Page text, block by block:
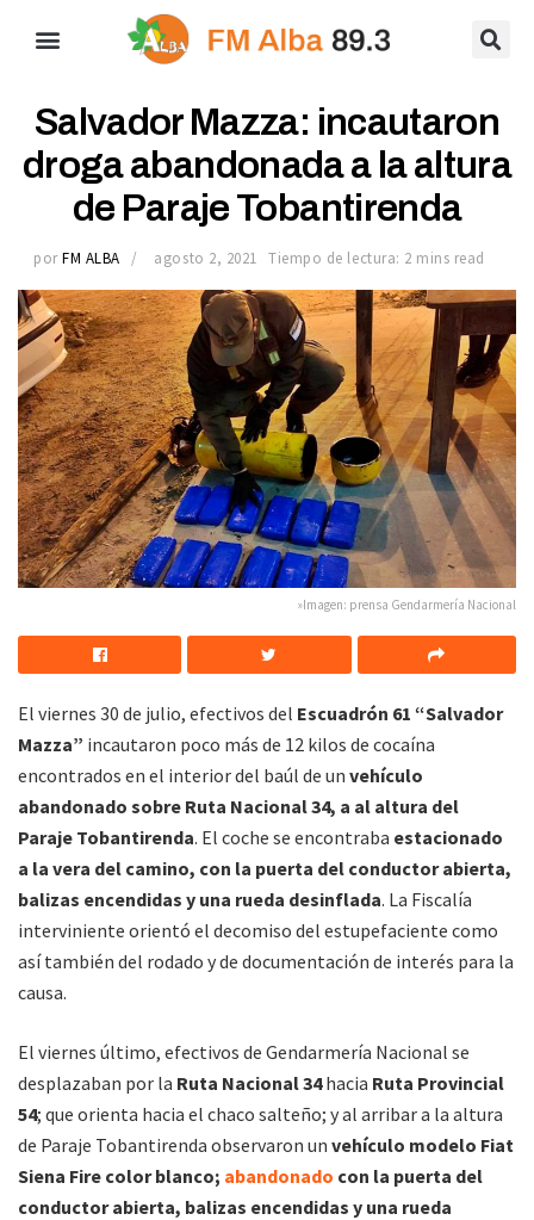
Salvador Mazza: incautaron
droga abandonada a la altura
de Paraje Tobantirenda
por FM ALBA agosto 2, 2021 Tiempo de lectura: 2 mins read
»Imagen: prensa Gendarmería Nacional
El viernes 30 de julio, efectivos del Escuadrón 61 “Salvador
Mazza” incautaron poco más de 12 kilos de cocaína
encontrados en el interior del baúl de un vehículo
abandonado sobre Ruta Nacional 34, a al altura del
Paraje Tobantirenda. El coche se encontraba estacionado
a la vera del camino, con la puerta del conductor abierta,
balizas encendidas y una rueda desinflada. La Fiscalía
interviniente orientó el decomiso del estupefaciente como
así también del rodado y de documentación de interés para la
causa.
El viernes último, efectivos de Gendarmería Nacional se
desplazaban por la Ruta Nacional 34hacia Ruta Provincial
54; que orienta hacia el chaco salteño; y al arribar a la altura
de Paraje Tobantirenda observaron un vehículo modelo Fiat
Siena Fire color blanco; abandonado con la puerta del
conductor abierta, balizas encendidas y una rueda